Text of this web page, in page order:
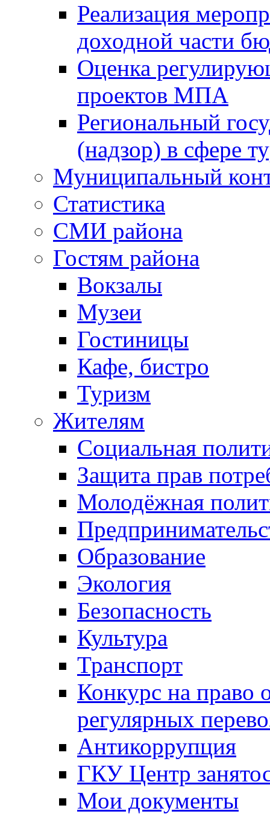
Реализация
доходной части
Оценка
проектов МПА
Региональный
(надзор) в сфере
Муниципальный
Статистика
СМИ района
Гостям района
Вокзалы
Музеи
Гостиницы
Кафе, бистро
Туризм
Жителям
Социальная
Защита прав
Молодёжная
Образование
Экология
Безопасность
Культура
Транспорт
Конкурс на право
регулярных
Антикоррупция
ГКУ Центр
Мои документы